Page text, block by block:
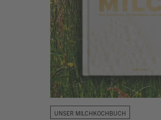
UNSER MILCHKOCHBUCH